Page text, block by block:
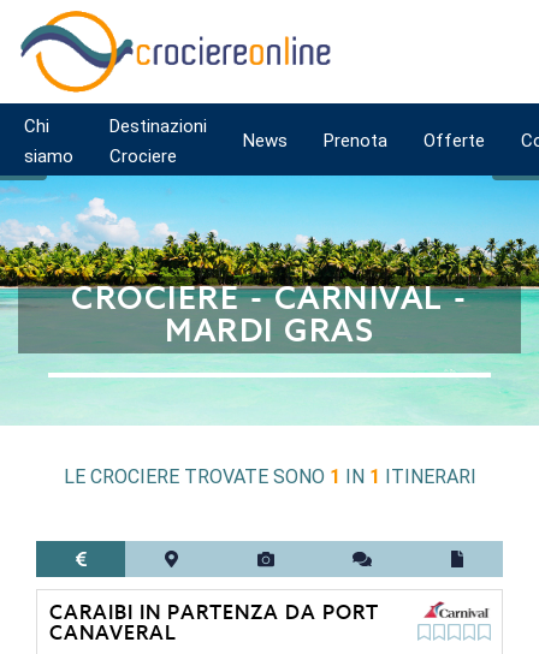
Chi
siamo
Destinazioni
Crociere
News Prenota Offerte
CROCIERE - CARNIVAL -
MARDI GRAS
LE CROCIERE TROVATE SONO 1 IN 1 ITINERARI
CARAIBI IN PARTENZA DA PORT
CANAVERAL